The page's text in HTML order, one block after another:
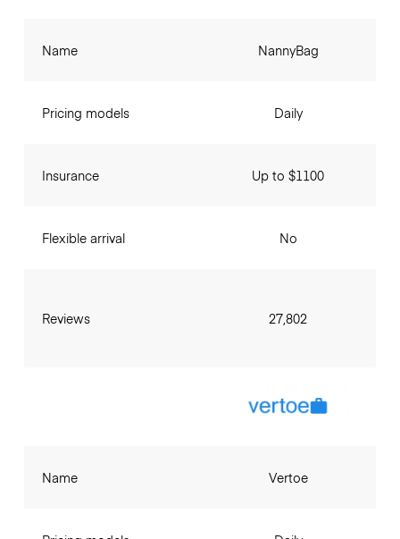
Name
Pricing models
Insurance
Flexible arrival
Reviews
NannyBag
Daily
Up to $1100
No
27,802
Name Vertoe